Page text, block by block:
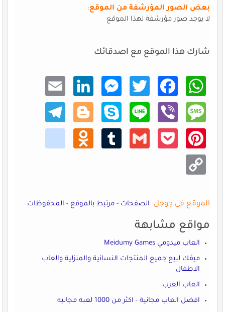
بعض الصور المؤرشفة من الموقع:
لا يوجد صور مؤرشفة لهذا الموقع
شارك هذا الموقع مع اصدقائك
What
sApp
Faceb
ook
Twitt
er
Mess
enger
Linke
dIn
Email
Mess
age
Viber
Line
Skype
Blogg
er
Teleg
ram
Pinte
rest
Pocke
Gmail
Tumb
Odno
klass
niki
Copy
Link
الموقع في جوجل: الصفحات-مرتبط بالموقع-المحفوظات
مواقع مشابهة
العاب ميدومي Meidumy Games
ميڤك لبيع جميع المنتجات النسائية والمنزلية والعاب
الاطفال
العاب العرب
افضل العاب مجانية - اكثر من 1000 لعبه مجانيه